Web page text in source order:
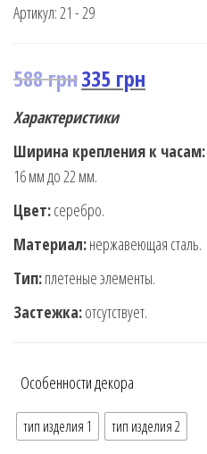
Артикул:21 - 29
588грн335 грн
Характеристики
Ширина крепления к часам:
16 мм до 22 мм.
Цвет:серебро.
Материал:нержавеющая сталь.
Тип:плетеные элементы.
Застежка:отсутствует.
Особенности декора
тип изделия 1 тип изделия 2